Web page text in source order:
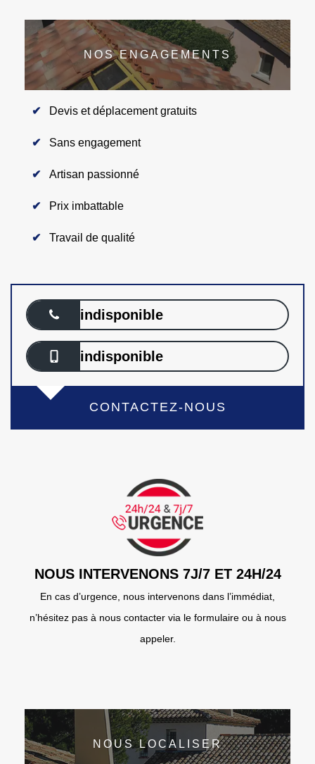
NOS ENGAGEMENTS
Devis et déplacement gratuits
Sans engagement
Artisan passionné
Prix imbattable
Travail de qualité
indisponible
indisponible
CONTACTEZ-NOUS
NOUS INTERVENONS 7J/7 ET 24H/24
En cas d’urgence, nous intervenons dans l’immédiat,
n’hésitez pas à nous contacter via le formulaire ou à nous
appeler.
NOUS LOCALISER